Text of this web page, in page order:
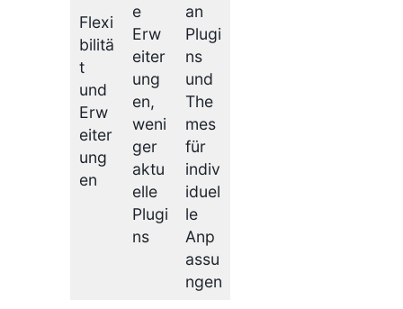
Flexi
bilitä
t
und
Erw
eiter
ung
en
e
Erw
eiter
ung
en,
weni
ger
aktu
elle
Plugi
ns
an
Plugi
ns
und
The
mes
für
indiv
iduel
le
Anp
assu
ngen